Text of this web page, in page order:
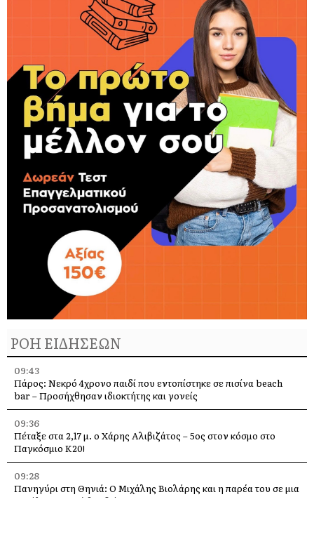
ΡΟΗ ΕΙΔΗΣΕΩΝ
09:43
Πάρος: Νεκρό 4χρονο παιδί που εντοπίστηκε σε πισίνα beach
bar – Προσήχθησαν ιδιοκτήτης και γονείς
09:36
Πέταξε στα 2,17 μ. ο Χάρης Αλιβιζάτος – 5ος στον κόσμο στο
Παγκόσμιο Κ20!
09:28
Πανηγύρι στη Θηνιά: Ο Μιχάλης Βιολάρης και η παρέα του σε μια
μεγάλη μουσική βραδιά